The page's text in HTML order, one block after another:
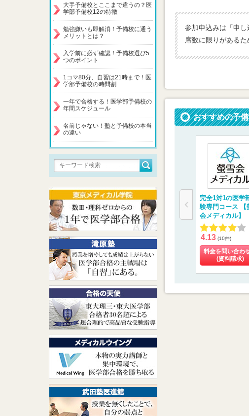
参加申込みは「申し
席数に限りがある
おすすめの予
完全1対1の医学
験専門コース 【
会メディカル】
4.13 (10件)
料金を問い合わ
(資料請求)
大手予備校とここまで違うの？医
学部予備校12の特徴
勉強嫌いも即解消！予備校に通う
メリットとは？
入学前に必ず確認！予備校選び5
つのポイント
1コマ80分、自習は21時まで！医
学部予備校の時間割
一年で合格する！医学部予備校の
年間スケジュール
名前じゃない！塾と予備校の本当
の違い